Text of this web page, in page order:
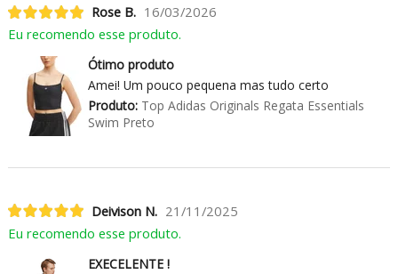
Rose B. 16/03/2026
Eu recomendo esse produto.
Ótimo produto
Amei! Um pouco pequena mas tudo certo
Produto:Top Adidas Originals Regata Essentials
Swim Preto
Deivison N. 21/11/2025
Eu recomendo esse produto.
EXECELENTE !